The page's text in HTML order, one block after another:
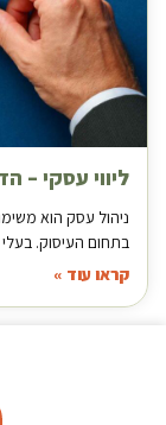
ליווי עסקי
ניהול עסק הוא
בתחום העיסוק.
קראו עוד »